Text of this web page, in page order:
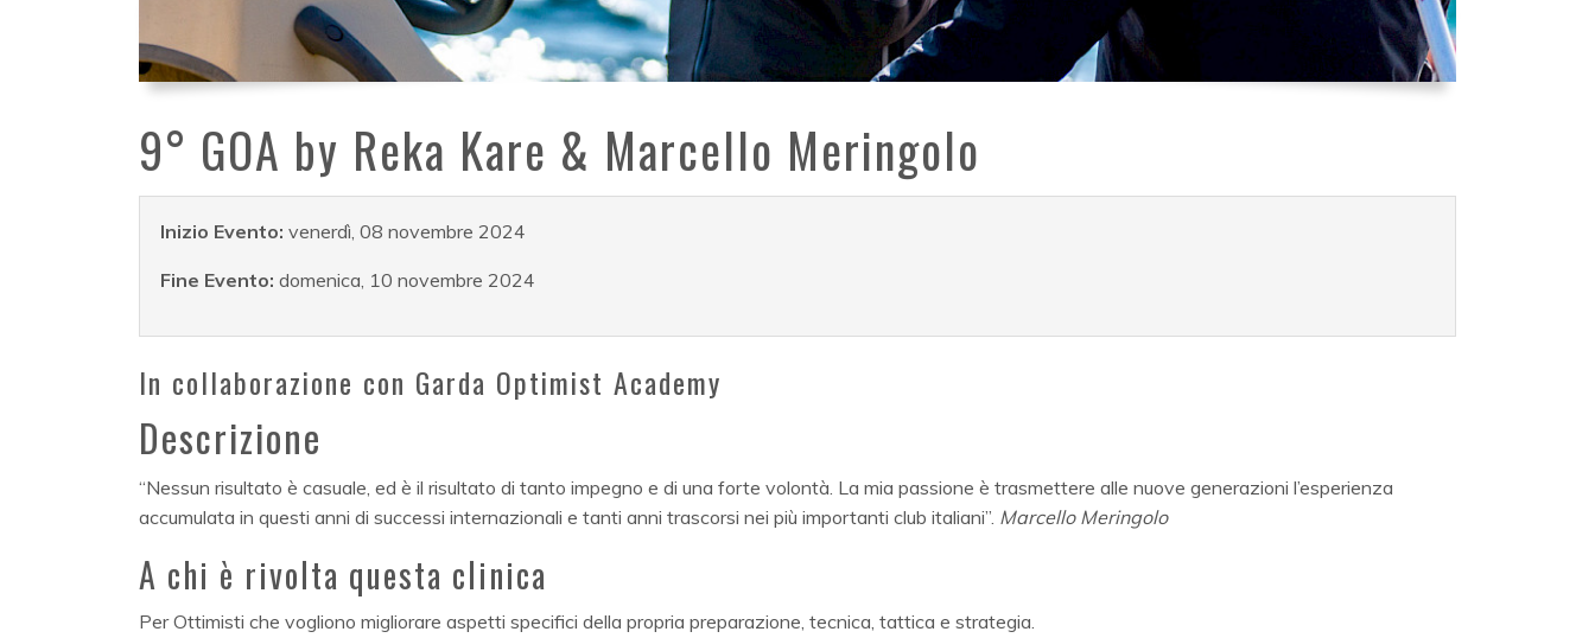
9° GOA by Reka Kare & Marcello Meringolo
Inizio Evento:venerdì, 08 novembre 2024
Fine Evento:domenica, 10 novembre 2024
In collaborazione con Garda Optimist Academy
Descrizione
“Nessun risultato è casuale, ed è il risultato di tanto impegno e di una forte volontà. La mia passione è trasmettere alle nuove generazioni l’esperienza
accumulata in questi anni di successi internazionali e tanti anni trascorsi nei più importanti club italiani”. Marcello Meringolo
A chi è rivolta questa clinica
Per Ottimisti che vogliono migliorare aspetti specifici della propria preparazione, tecnica, tattica e strategia.